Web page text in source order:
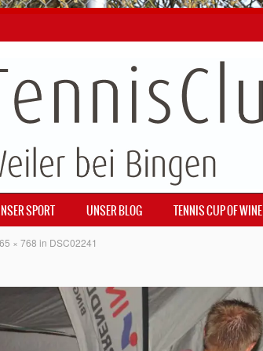
SPORT UNSER BLOG TENNIS CUP OF WINE
× 768 in DSC02241